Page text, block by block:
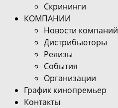
Скрининги
КОМПАНИИ
Новости компаний
Дистрибьюторы
Релизы
События
Организации
График кинопремьер
Контакты